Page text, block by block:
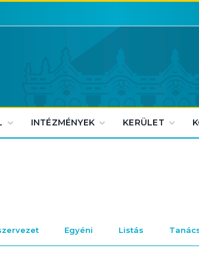
INTÉZMÉNYEK KERÜLET
Egyéni Listás